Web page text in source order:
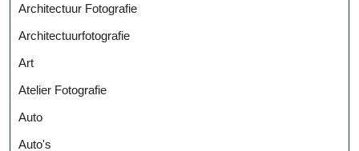
Architectuur Fotografie
Architectuurfotografie
Art
Atelier Fotografie
Auto
Auto's